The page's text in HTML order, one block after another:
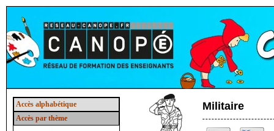
Accès alphabétique
Accès par thème
Militaire